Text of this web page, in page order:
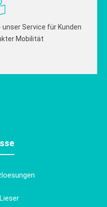
Service für Kunden
Mobilität